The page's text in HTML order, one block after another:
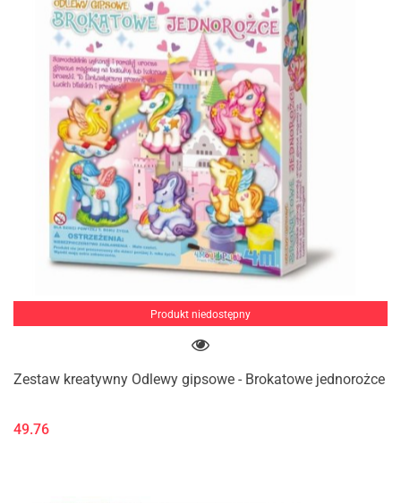
Produkt niedostępny
Zestaw kreatywny Odlewy gipsowe - Brokatowe jednorożce
49.76